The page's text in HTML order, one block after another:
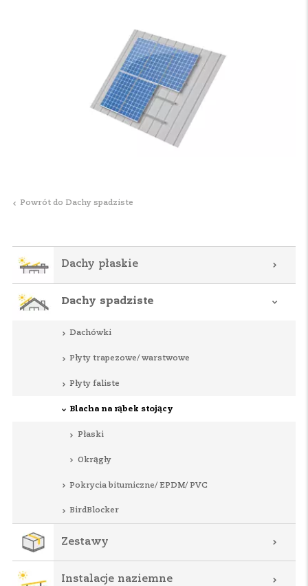
Powrót do Dachy spadziste
Dachy płaskie
Dachy spadziste
Dachówki
Płyty trapezowe/ warstwowe
Płyty faliste
Blacha na rąbek stojący
Płaski
Okrągły
Pokrycia bitumiczne/ EPDM/ PVC
BirdBlocker
Zestawy
Instalacje naziemne